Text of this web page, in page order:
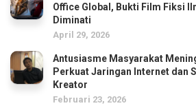
Office Global, Bukti Film Fiksi
Diminati
April 29, 2026
Antusiasme Masyarakat
Perkuat Jaringan Internet dan
Kreator
Februari 23, 2026